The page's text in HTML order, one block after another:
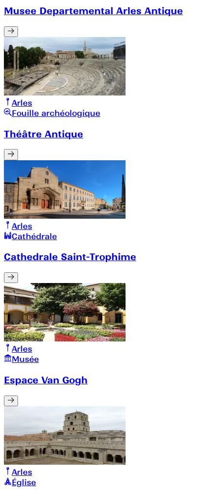
Musee Departemental Arles Antique
Arles
Fouille archéologique
Théâtre Antique
Arles
Cathédrale
Cathedrale Saint-Trophime
Arles
Musée
Espace Van Gogh
Arles
Église